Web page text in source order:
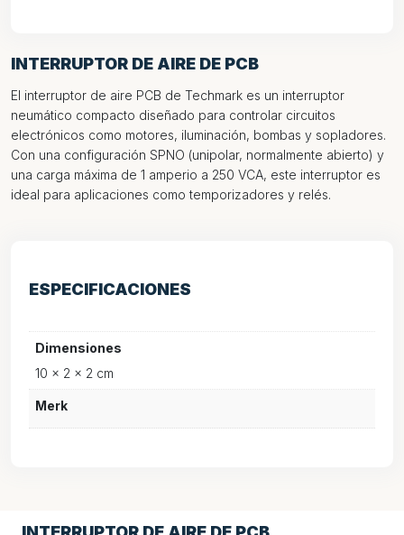
INTERRUPTOR DE AIRE DE PCB
El interruptor de aire PCB de Techmark es un interruptor
neumático compacto diseñado para controlar circuitos
electrónicos como motores, iluminación, bombas y sopladores.
Con una configuración SPNO (unipolar, normalmente abierto) y
una carga máxima de 1 amperio a 250 VCA, este interruptor es
ideal para aplicaciones como temporizadores y relés.
ESPECIFICACIONES
Dimensiones
10 × 2 × 2 cm
Merk